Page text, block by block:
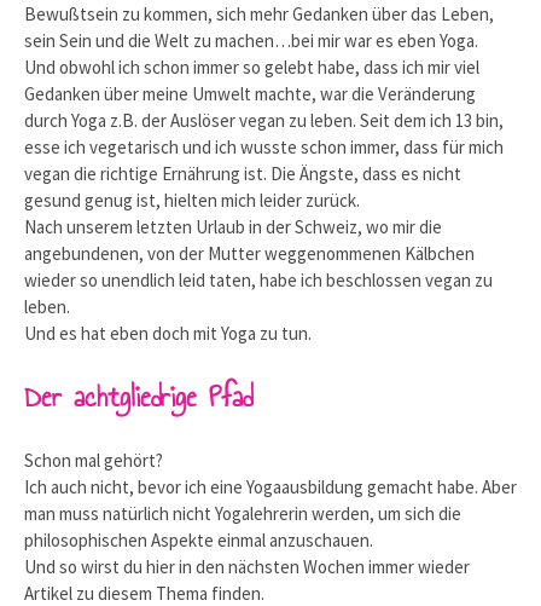
Bewußtsein zu kommen, sich mehr Gedanken über das Leben,
sein Sein und die Welt zu machen…bei mir war es eben Yoga.
Und obwohl ich schon immer so gelebt habe, dass ich mir viel
Gedanken über meine Umwelt machte, war die Veränderung
durch Yoga z.B. der Auslöser vegan zu leben. Seit dem ich 13 bin,
esse ich vegetarisch und ich wusste schon immer, dass für mich
vegan die richtige Ernährung ist. Die Ängste, dass es nicht
gesund genug ist, hielten mich leider zurück.
Nach unserem letzten Urlaub in der Schweiz, wo mir die
angebundenen, von der Mutter weggenommenen Kälbchen
wieder so unendlich leid taten, habe ich beschlossen vegan zu
leben.
Und es hat eben doch mit Yoga zu tun.
Der achtgliedrige Pfad
Schon mal gehört?
Ich auch nicht, bevor ich eine Yogaausbildung gemacht habe. Aber
man muss natürlich nicht Yogalehrerin werden, um sich die
philosophischen Aspekte einmal anzuschauen.
Und so wirst du hier in den nächsten Wochen immer wieder
Artikel zu diesem Thema finden.